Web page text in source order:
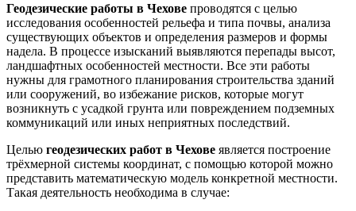
Геодезические работы в Чехове проводятся с целью
исследования особенностей рельефа и типа почвы, анализа
существующих объектов и определения размеров и формы
надела. В процессе изысканий выявляются перепады высот,
ландшафтных особенностей местности. Все эти работы
нужны для грамотного планирования строительства зданий
или сооружений, во избежание рисков, которые могут
возникнуть с усадкой грунта или повреждением подземных
коммуникаций или иных неприятных последствий.
Целью геодезических работ в Чехове является построение
трёхмерной системы координат, с помощью которой можно
представить математическую модель конкретной местности.
Такая деятельность необходима в случае: